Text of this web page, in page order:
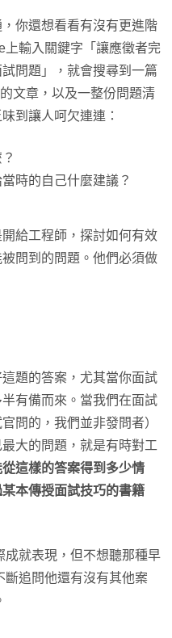
你還想看看有沒有更進階
輸入關鍵字「讓應徵者完
問題」，就會搜尋到一篇
文章，以及一整份問題清
到讓人呵欠連連：
時的自己什麼建議？
給工程師，探討如何有效
問到的問題。他們必須做
題的答案，尤其當你面試
有備而來。當我們在面試
問的，我們並非發問者）
大的問題，就是有時對工
這樣的答案得到多少情
本傳授面試技巧的書籍
就表現，但不想聽那種早
斷追問他還有沒有其他案